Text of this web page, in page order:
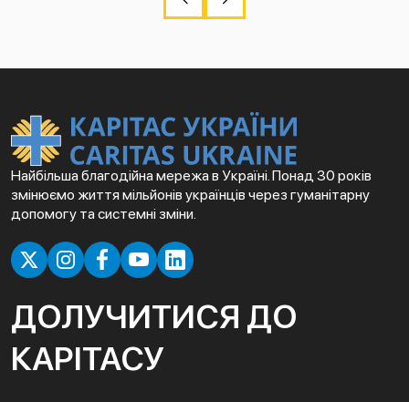
Найбільша благодійна мережа в Україні. Понад 30 років
змінюємо життя мільйонів українців через гуманітарну
допомогу та системні зміни.
ДОЛУЧИТИСЯ ДО
КАРІТАСУ